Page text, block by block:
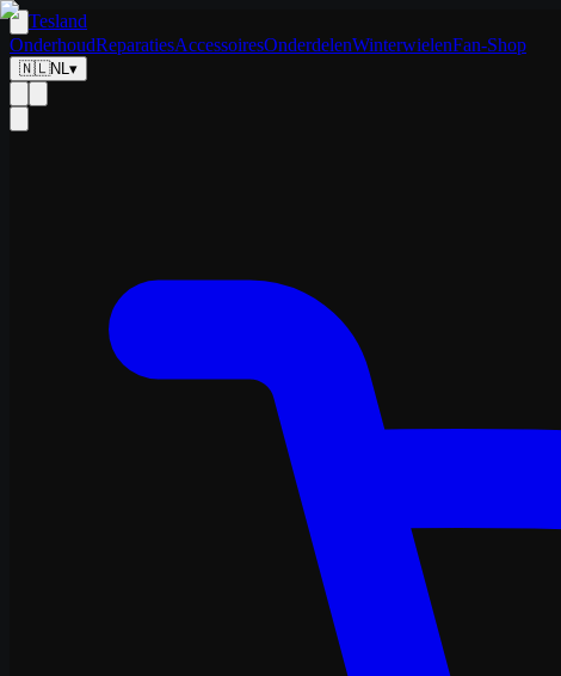
Tesland
OnderhoudReparatiesAccessoiresOnderdelenWinterwielenFan-Shop
🇳🇱NL▾